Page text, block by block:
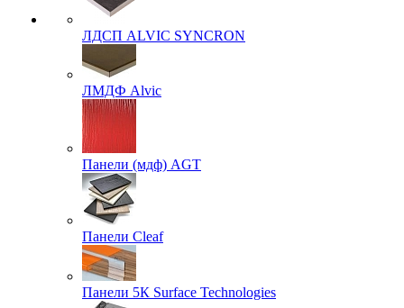
ЛДСП ALVIC SYNCRON
ЛМДФ Alvic
Панели (мдф) AGT
Панели Cleaf
Панели 5К Surface Technologies